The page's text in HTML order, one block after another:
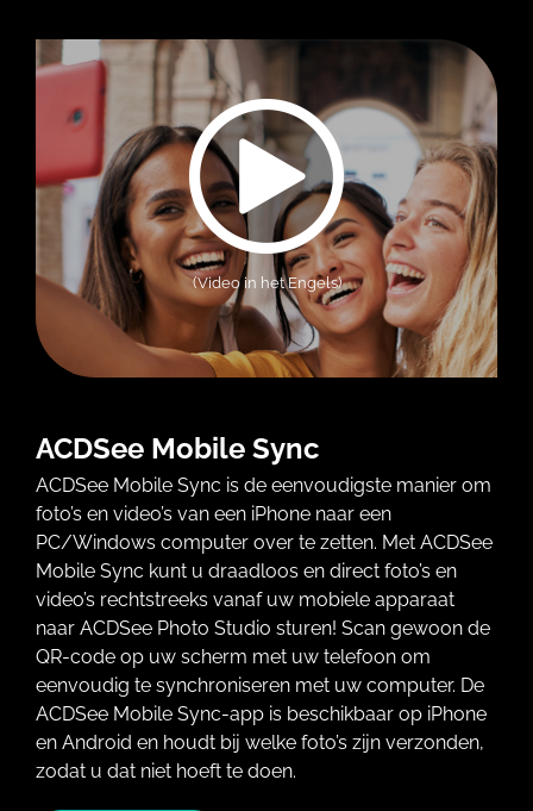
(Video in het Engels)
ACDSee Mobile Sync
ACDSee Mobile Sync is de eenvoudigste manier om
foto’s en video’s van een iPhone naar een
PC/Windows computer over te zetten. Met ACDSee
Mobile Sync kunt u draadloos en direct foto’s en
video’s rechtstreeks vanaf uw mobiele apparaat
naar ACDSee Photo Studio sturen! Scan gewoon de
QR-code op uw scherm met uw telefoon om
eenvoudig te synchroniseren met uw computer. De
ACDSee Mobile Sync-app is beschikbaar op iPhone
en Android en houdt bij welke foto’s zijn verzonden,
zodat u dat niet hoeft te doen.